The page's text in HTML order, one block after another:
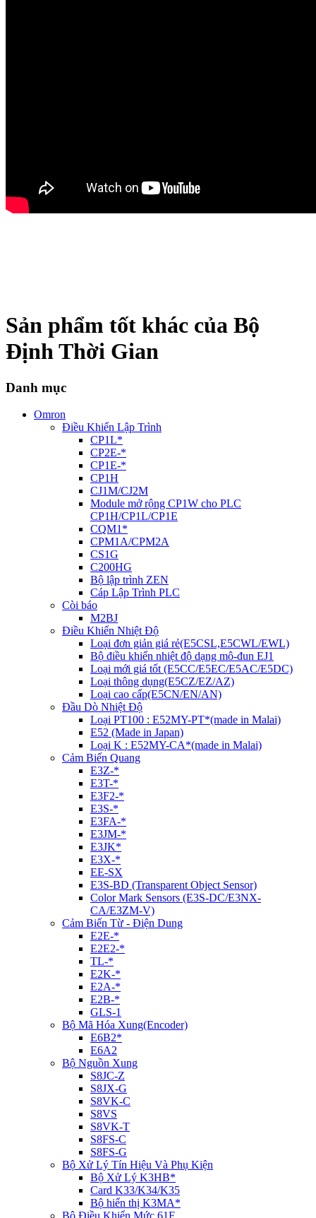
Sản phẩm tốt khác của Bộ
Định Thời Gian
Danh mục
Omron
Điều Khiển Lập Trình
CP1L*
CP2E-*
CP1E-*
CP1H
CJ1M/CJ2M
Module mở rộng CP1W cho PLC
CP1H/CP1L/CP1E
CQM1*
CPM1A/CPM2A
CS1G
C200HG
Bộ lập trình ZEN
Cáp Lập Trình PLC
Còi báo
M2BJ
Điều Khiển Nhiệt Độ
Loại đơn giản giá rẻ(E5CSL,E5CWL/EWL)
Bộ điều khiển nhiệt độ dạng mô-đun EJ1
Loại mới giá tốt (E5CC/E5EC/E5AC/E5DC)
Loại thông dụng(E5CZ/EZ/AZ)
Loại cao cấp(E5CN/EN/AN)
Đầu Dò Nhiệt Độ
Loại PT100 : E52MY-PT*(made in Malai)
E52 (Made in Japan)
Loại K : E52MY-CA*(made in Malai)
Cảm Biến Quang
E3Z-*
E3T-*
E3F2-*
E3S-*
E3FA-*
E3JM-*
E3JK*
E3X-*
EE-SX
E3S-BD (Transparent Object Sensor)
Color Mark Sensors (E3S-DC/E3NX-
CA/E3ZM-V)
Cảm Biến Từ - Điện Dung
E2E-*
E2E2-*
TL-*
E2K-*
E2A-*
E2B-*
GLS-1
Bộ Mã Hóa Xung(Encoder)
E6B2*
E6A2
Bộ Nguồn Xung
S8JC-Z
S8JX-G
S8VK-C
S8VS
S8VK-T
S8FS-C
S8FS-G
Bộ Xử Lý Tín Hiệu Và Phụ Kiện
Bộ Xử Lý K3HB*
Card K33/K34/K35
Bộ hiển thị K3MA*